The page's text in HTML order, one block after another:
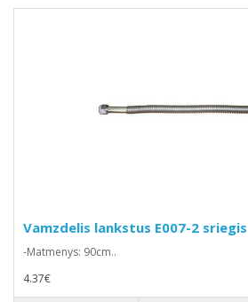
Vamzdelis lankstus E007-2
-Matmenys: 90cm..
4.37€